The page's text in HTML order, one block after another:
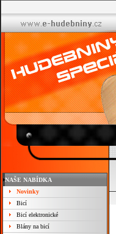
NAŠE NABÍDKA
Novinky
Bicí
Bicí elektronické
Blány na bicí